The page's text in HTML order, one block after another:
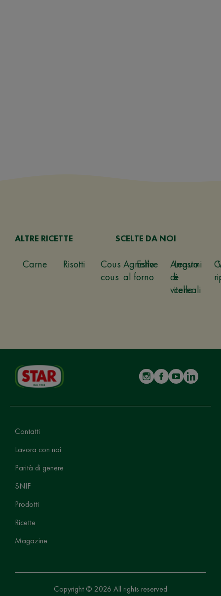
ALTRE RICETTE
Carne Risotti
Cous
cous
Estive
Legumi
e
cereali
SCELTE DA NOI
Agnello
al forno
Arrosto
di
vitello
Contatti
Lavora con noi
Parità di genere
SNIF
Prodotti
Ricette
Magazine
Copyright © 2026 All rights reserved